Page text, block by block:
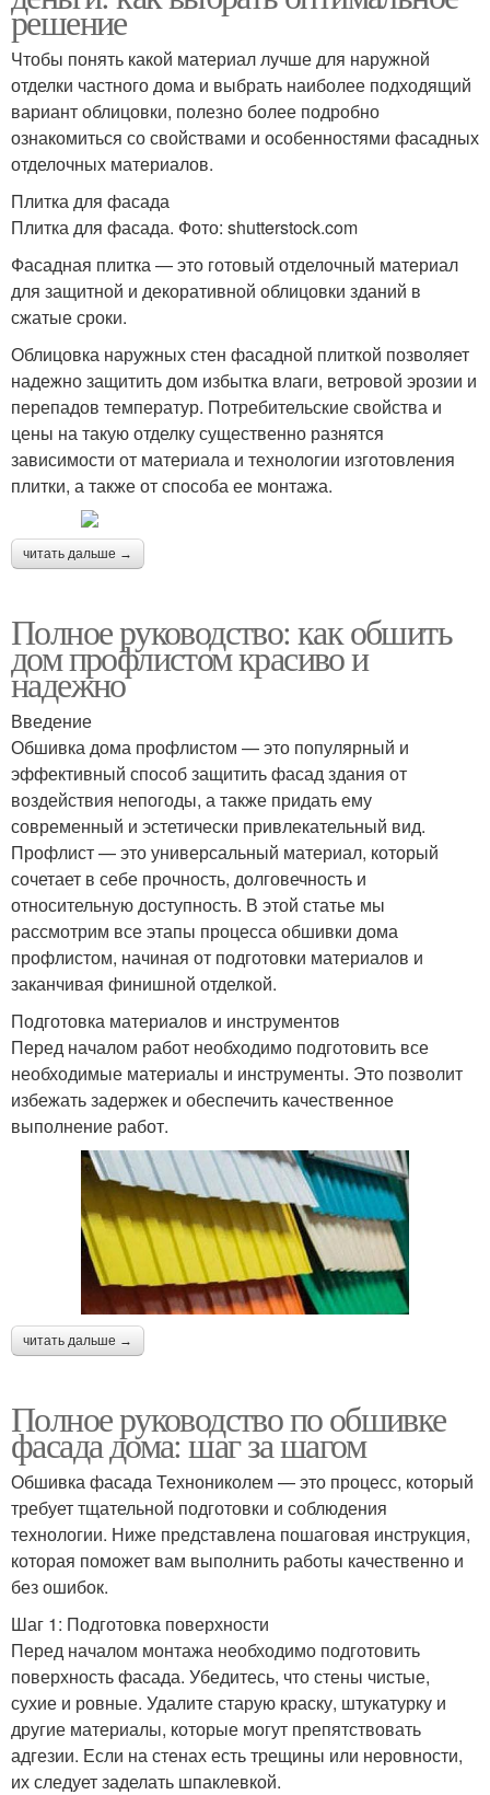
решение
Чтобы понять какой материал лучше для наружной
отделки частного дома и выбрать наиболее подходящий
вариант облицовки, полезно более подробно
ознакомиться со свойствами и особенностями фасадных
отделочных материалов.
Плитка для фасада
Плитка для фасада. Фото: shutterstock.com
Фасадная плитка — это готовый отделочный материал
для защитной и декоративной облицовки зданий в
сжатые сроки.
Облицовка наружных стен фасадной плиткой позволяет
надежно защитить дом избытка влаги, ветровой эрозии и
перепадов температур. Потребительские свойства и
цены на такую отделку существенно разнятся
зависимости от материала и технологии изготовления
плитки, а также от способа ее монтажа.
читать дальше →
Полное руководство: как обшить
дом профлистом красиво и
надежно
Введение
Обшивка дома профлистом — это популярный и
эффективный способ защитить фасад здания от
воздействия непогоды, а также придать ему
современный и эстетически привлекательный вид.
Профлист — это универсальный материал, который
сочетает в себе прочность, долговечность и
относительную доступность. В этой статье мы
рассмотрим все этапы процесса обшивки дома
профлистом, начиная от подготовки материалов и
заканчивая финишной отделкой.
Подготовка материалов и инструментов
Перед началом работ необходимо подготовить все
необходимые материалы и инструменты. Это позволит
избежать задержек и обеспечить качественное
выполнение работ.
читать дальше →
Полное руководство по обшивке
фасада дома: шаг за шагом
Обшивка фасада Технониколем — это процесс, который
требует тщательной подготовки и соблюдения
технологии. Ниже представлена пошаговая инструкция,
которая поможет вам выполнить работы качественно и
без ошибок.
Шаг 1: Подготовка поверхности
Перед началом монтажа необходимо подготовить
поверхность фасада. Убедитесь, что стены чистые,
сухие и ровные. Удалите старую краску, штукатурку и
другие материалы, которые могут препятствовать
адгезии. Если на стенах есть трещины или неровности,
их следует заделать шпаклевкой.